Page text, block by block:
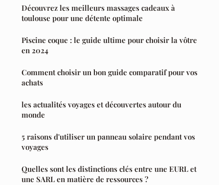
Découvrez les meilleurs massages cadeaux à
toulouse pour une détente optimale
Piscine coque : le guide ultime pour choisir la vôtre
en 2024
Comment choisir un bon guide comparatif pour vos
achats
les actualités voyages et découvertes autour du
monde
5 raisons d'utiliser un panneau solaire pendant vos
voyages
Quelles sont les distinctions clés entre une EURL et
une SARL en matière de ressources ?